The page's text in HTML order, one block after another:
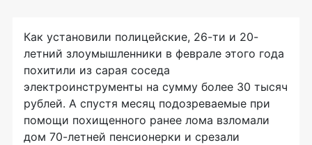
Как установили полицейские, 26-ти и 20-
летний злоумышленники в феврале этого года
похитили из сарая соседа
электроинструменты на сумму более 30 тысяч
рублей. А спустя месяц подозреваемые при
помощи похищенного ранее лома взломали
дом 70-летней пенсионерки и срезали